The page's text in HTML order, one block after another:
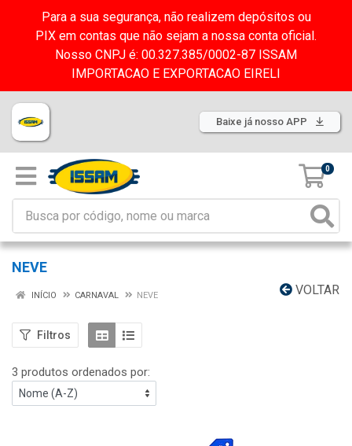
Para a sua segurança, não realizem depósitos ou
PIX em contas que não sejam a nossa conta oficial.
Nosso CNPJ é: 00.327.385/0002-87 ISSAM
IMPORTACAO E EXPORTACAO EIRELI
Baixe já nosso APP
0
NEVE
VOLTAR
INÍCIO CARNAVAL NEVE
Filtros
3 produtos ordenados por: